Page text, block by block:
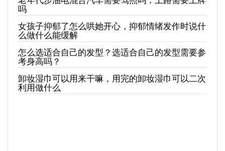
吗
女孩子抑郁了怎么哄她开心，抑郁情绪发作时说什
么做什么能缓解
怎么选适合自己的发型？选适合自己的发型需要参
考身高吗？
卸妆湿巾可以用来干嘛，用完的卸妆湿巾可以二次
利用做什么